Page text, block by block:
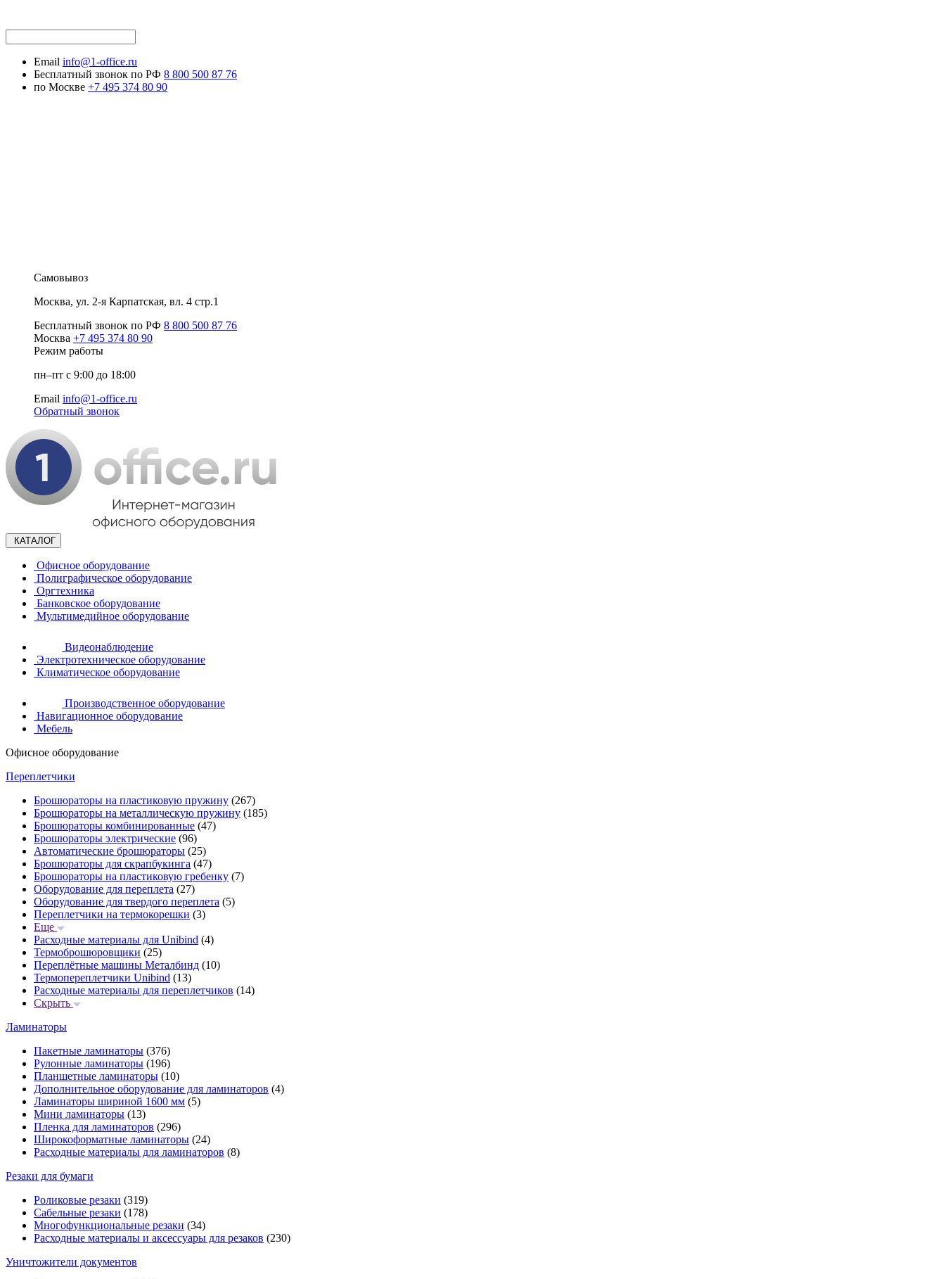
Email info@1-office.ru
Бесплатный звонок по РФ 8 800 500 87 76
по Москве +7 495 374 80 90
Самовывоз
Москва, ул. 2-я Карпатская, вл. 4 стр.1
Бесплатный звонок по РФ 8 800 500 87 76
Москва +7 495 374 80 90
Режим работы
пн–пт с 9:00 до 18:00
Email info@1-office.ru
Обратный звонок
КАТАЛОГ
Офисное оборудование
Полиграфическое оборудование
Оргтехника
Банковское оборудование
Мультимедийное оборудование
Видеонаблюдение
Электротехническое оборудование
Климатическое оборудование
Производственное оборудование
Навигационное оборудование
Мебель
Офисное оборудование
Переплетчики
Брошюраторы на пластиковую пружину (267)
Брошюраторы на металлическую пружину (185)
Брошюраторы комбинированные (47)
Брошюраторы электрические (96)
Автоматические брошюраторы (25)
Брошюраторы для скрапбукинга (47)
Брошюраторы на пластиковую гребенку (7)
Оборудование для переплета (27)
Оборудование для твердого переплета (5)
Переплетчики на термокорешки (3)
Еще
Расходные материалы для Unibind (4)
Термоброшюровщики (25)
Переплётные машины Металбинд (10)
Термопереплетчики Unibind (13)
Расходные материалы для переплетчиков (14)
Скрыть
Ламинаторы
Пакетные ламинаторы (376)
Рулонные ламинаторы (196)
Планшетные ламинаторы (10)
Дополнительное оборудование для ламинаторов (4)
Ламинаторы шириной 1600 мм (5)
Мини ламинаторы (13)
Пленка для ламинаторов (296)
Широкоформатные ламинаторы (24)
Расходные материалы для ламинаторов (8)
Резаки для бумаги
Роликовые резаки (319)
Сабельные резаки (178)
Многофункциональные резаки (34)
Расходные материалы и аксессуары для резаков (230)
Уничтожители документов